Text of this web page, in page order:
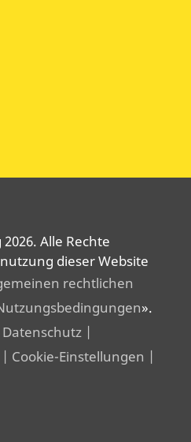
Alle Rechte
dieser Website
rechtlichen
».
|
| Cookie-Einstellungen |